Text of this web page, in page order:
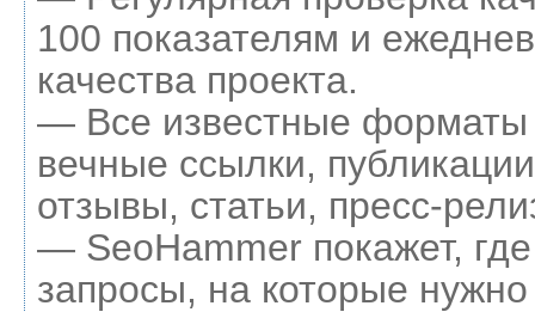
100 показателям и
качества проекта.
— Все известные форматы
вечные ссылки,
отзывы, статьи, пресс-
— SeoHammer покажет,
запросы, на которые